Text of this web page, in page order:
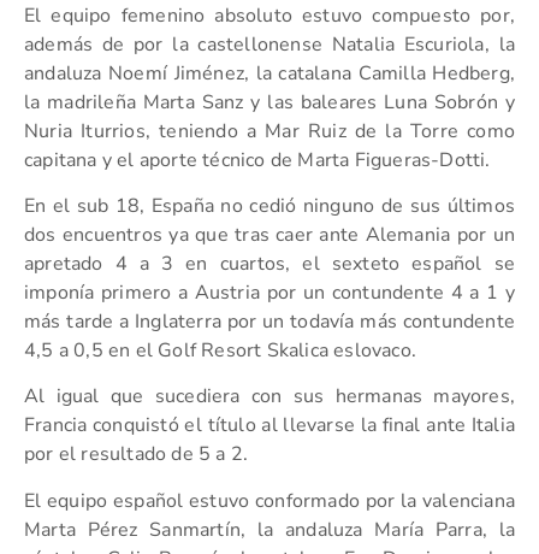
El equipo femenino absoluto estuvo compuesto por,
además de por la castellonense Natalia Escuriola, la
andaluza Noemí Jiménez, la catalana Camilla Hedberg,
la madrileña Marta Sanz y las baleares Luna Sobrón y
Nuria Iturrios, teniendo a Mar Ruiz de la Torre como
capitana y el aporte técnico de Marta Figueras-Dotti.
En el sub 18, España no cedió ninguno de sus últimos
dos encuentros ya que tras caer ante Alemania por un
apretado 4 a 3 en cuartos, el sexteto español se
imponía primero a Austria por un contundente 4 a 1 y
más tarde a Inglaterra por un todavía más contundente
4,5 a 0,5 en el Golf Resort Skalica eslovaco.
Al igual que sucediera con sus hermanas mayores,
Francia conquistó el título al llevarse la final ante Italia
por el resultado de 5 a 2.
El equipo español estuvo conformado por la valenciana
Marta Pérez Sanmartín, la andaluza María Parra, la